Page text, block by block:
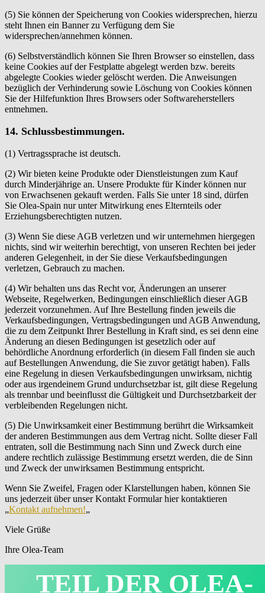
(5) Sie können der Speicherung von Cookies widersprechen, hierzu
steht Ihnen ein Banner zu Verfügung dem Sie
widersprechen/annehmen können.
(6) Selbstverständlich können Sie Ihren Browser so einstellen, dass
keine Cookies auf der Festplatte abgelegt werden bzw. bereits
abgelegte Cookies wieder gelöscht werden. Die Anweisungen
bezüglich der Verhinderung sowie Löschung von Cookies können
Sie der Hilfefunktion Ihres Browsers oder Softwareherstellers
entnehmen.
14. Schlussbestimmungen.
(1) Vertragssprache ist deutsch.
(2) Wir bieten keine Produkte oder Dienstleistungen zum Kauf
durch Minderjährige an. Unsere Produkte für Kinder können nur
von Erwachsenen gekauft werden. Falls Sie unter 18 sind, dürfen
Sie Olea-Spain nur unter Mitwirkung enes Elternteils oder
Erziehungsberechtigten nutzen.
(3) Wenn Sie diese AGB verletzen und wir unternehmen hiergegen
nichts, sind wir weiterhin berechtigt, von unseren Rechten bei jeder
anderen Gelegenheit, in der Sie diese Verkaufsbedingungen
verletzen, Gebrauch zu machen.
(4) Wir behalten uns das Recht vor, Änderungen an unserer
Webseite, Regelwerken, Bedingungen einschließlich dieser AGB
jederzeit vorzunehmen. Auf Ihre Bestellung finden jeweils die
Verkaufsbedingungen, Vertragsbedingungen und AGB Anwendung,
die zu dem Zeitpunkt Ihrer Bestellung in Kraft sind, es sei denn eine
Änderung an diesen Bedingungen ist gesetzlich oder auf
behördliche Anordnung erforderlich (in diesem Fall finden sie auch
auf Bestellungen Anwendung, die Sie zuvor getätigt haben). Falls
eine Regelung in diesen Verkaufsbedingungen unwirksam, nichtig
oder aus irgendeinem Grund undurchsetzbar ist, gilt diese Regelung
als trennbar und beeinflusst die Gültigkeit und Durchsetzbarkeit der
verbleibenden Regelungen nicht.
(5) Die Unwirksamkeit einer Bestimmung berührt die Wirksamkeit
der anderen Bestimmungen aus dem Vertrag nicht. Sollte dieser Fall
entraten, soll die Bestimmung nach Sinn und Zweck durch eine
andere rechtlich zulässige Bestimmung ersetzt werden, die de Sinn
und Zweck der unwirksamen Bestimmung entspricht.
Wenn Sie Zweifel, Fragen oder Klarstellungen haben, können Sie
uns jederzeit über unser Kontakt Formular hier kontaktieren
„Kontakt aufnehmen!„
Viele Grüße
Ihre Olea-Team
TEIL DER OLEA-